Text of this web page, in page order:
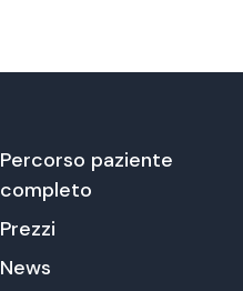
Percorso paziente
completo
Prezzi
News